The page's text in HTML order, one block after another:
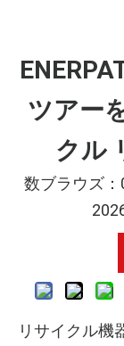
ツアー
クル
数ブラウズ：
リサイクル機